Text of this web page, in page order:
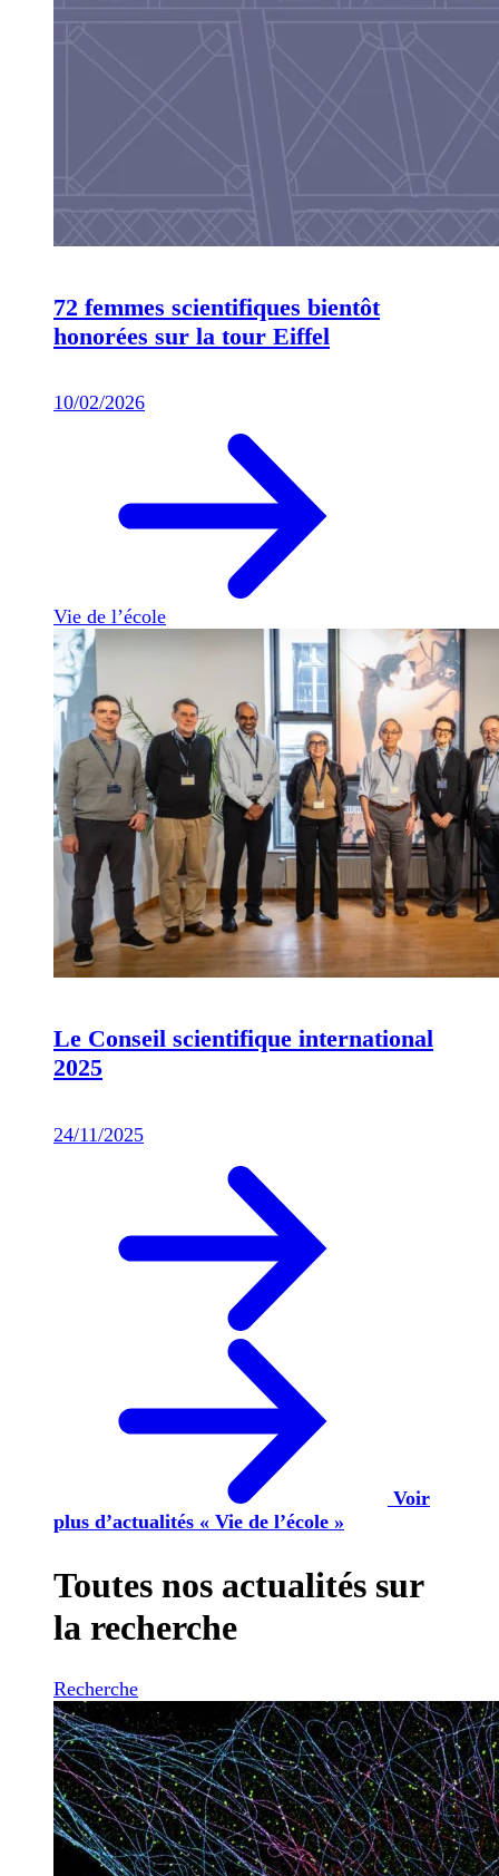
72 femmes scientifiques bientôt
honorées sur la tour Eiffel
10/02/2026
Vie de l’école
Le Conseil scientifique international
2025
24/11/2025
Voir
plus d’actualités « Vie de l’école »
Toutes nos actualités sur
la recherche
Recherche